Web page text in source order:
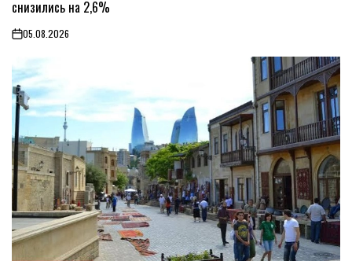
снизились на 2,6%
on05.08.2026